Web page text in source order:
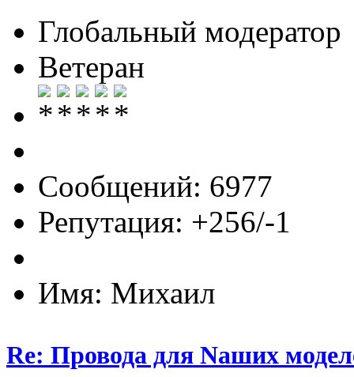
Глобальный модератор
Ветеран
Сообщений: 6977
Репутация: +256/-1
Имя: Михаил
Re: Провода для Nаших